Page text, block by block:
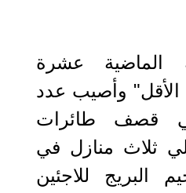
الماضية عشرة
وأصيب عدد
قصف طائرات
ثلاث منازل في
البريج للاجئين